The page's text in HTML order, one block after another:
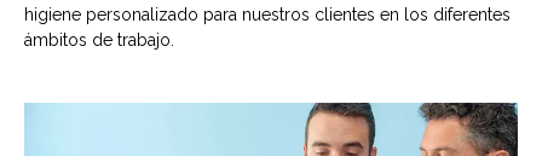
higiene personalizado para nuestros clientes en los diferentes
ámbitos de trabajo.